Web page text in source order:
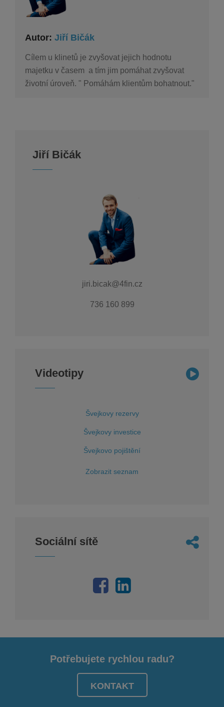
Autor: Jiří Bičák
Cílem u klinetů je zvyšovat jejich hodnotu
majetku v časem a tím jim pomáhat zvyšovat
životní úroveň. " Pomáhám klientům bohatnout."
Jiří Bičák
jiri.bicak@4fin.cz
736 160 899
Videotipy
Švejkovy rezervy
Švejkovy investice
Švejkovo pojištění
Zobrazit seznam
Sociální sítě
Potřebujete rychlou radu?
KONTAKT